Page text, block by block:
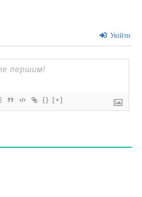
Увійти
{} [+]